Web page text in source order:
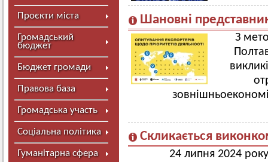
Проєкти міста
Громадський
бюджет
Бюджет громади
Правова база
Громадська участь
Соціальна політика
Гуманітарна сфера
Шановні
З
Скликається
24 липня 2024